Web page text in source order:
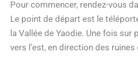
Pour commencer, rendez-vous
Le point de départ est le
la Vallée de Yaodie. Une fois sur
vers l’est, en direction des